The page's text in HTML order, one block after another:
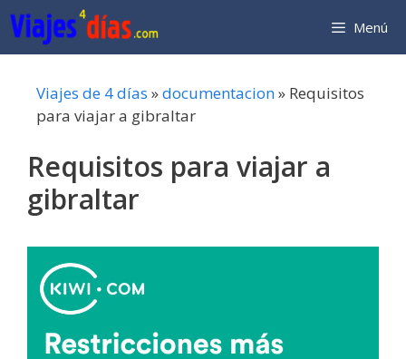
Saltar
al
contenido
Menú
Viajes de 4 días »documentacion» Requisitos
para viajar a gibraltar
Requisitos para viajar a
gibraltar